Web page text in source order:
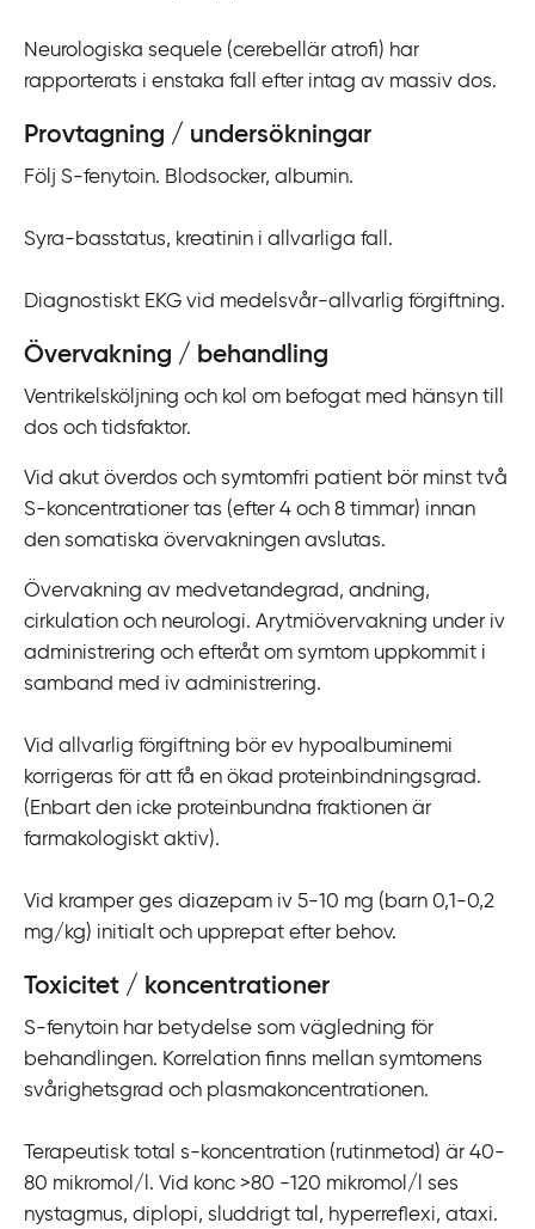
Neurologiska sequele (cerebellär atrofi) har
rapporterats i enstaka fall efter intag av massiv dos.
Provtagning / undersökningar
Följ S-fenytoin. Blodsocker, albumin.
Syra-basstatus, kreatinin i allvarliga fall.
Diagnostiskt EKG vid medelsvår-allvarlig förgiftning.
Övervakning / behandling
Ventrikelsköljning och kol om befogat med hänsyn till
dos och tidsfaktor.
Vid akut överdos och symtomfri patient bör minst två
S-koncentrationer tas (efter 4 och 8 timmar) innan
den somatiska övervakningen avslutas.
Övervakning av medvetandegrad, andning,
cirkulation och neurologi. Arytmiövervakning under iv
administrering och efteråt om symtom uppkommit i
samband med iv administrering.
Vid allvarlig förgiftning bör ev hypoalbuminemi
korrigeras för att få en ökad proteinbindningsgrad.
(Enbart den icke proteinbundna fraktionen är
farmakologiskt aktiv).
Vid kramper ges diazepam iv 5-10 mg (barn 0,1-0,2
mg/kg) initialt och upprepat efter behov.
Toxicitet / koncentrationer
S-fenytoin har betydelse som vägledning för
behandlingen. Korrelation finns mellan symtomens
svårighetsgrad och plasmakoncentrationen.
Terapeutisk total s-koncentration (rutinmetod) är 40-
80 mikromol/l. Vid konc >80 -120 mikromol/l ses
nystagmus, diplopi, sluddrigt tal, hyperreflexi, ataxi.